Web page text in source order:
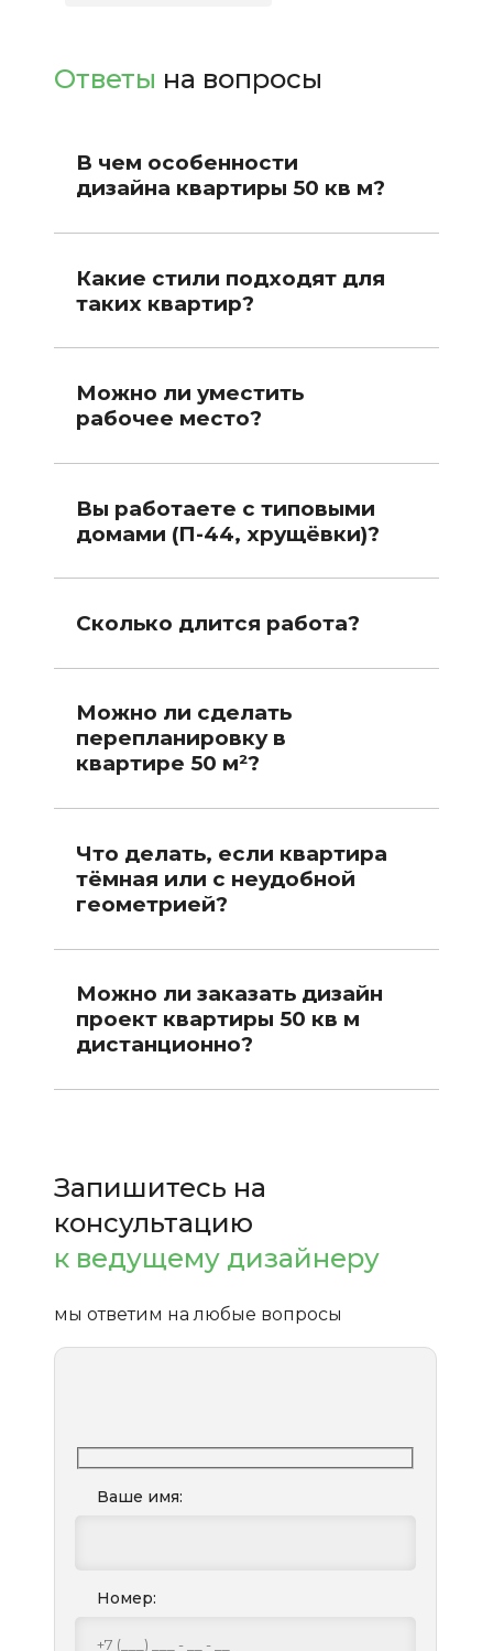
Ответы на вопросы
В чем особенности
дизайна квартиры 50 кв м?
Какие стили подходят для
таких квартир?
Можно ли уместить
рабочее место?
Вы работаете с типовыми
домами (П-44, хрущёвки)?
Сколько длится работа?
Можно ли сделать
перепланировку в
квартире 50 м²?
Что делать, если квартира
тёмная или с неудобной
геометрией?
Можно ли заказать дизайн
проект квартиры 50 кв м
дистанционно?
Запишитесь на
консультацию
к ведущему дизайнеру
мы ответим на любые вопросы
Ваше имя:
Номер: